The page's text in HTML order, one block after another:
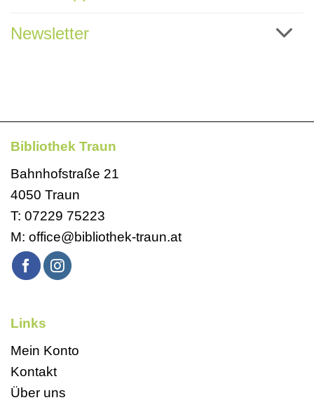
Newsletter
Bibliothek Traun
Bahnhofstraße 21
4050 Traun
T: 07229 75223
M: office@bibliothek-traun.at
Links
Mein Konto
Kontakt
Über uns